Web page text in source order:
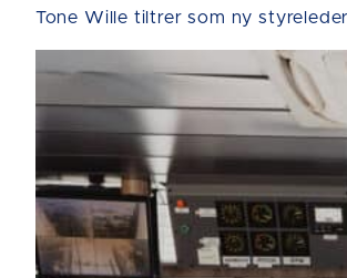
Tone Wille tiltrer som ny